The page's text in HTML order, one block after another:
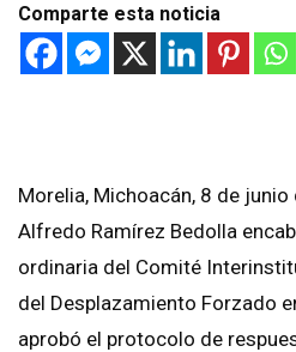
Comparte esta noticia
Morelia, Michoacán, 8 de
Alfredo Ramírez Bedolla
ordinaria del Comité
del Desplazamiento Forzado
aprobó el protocolo de